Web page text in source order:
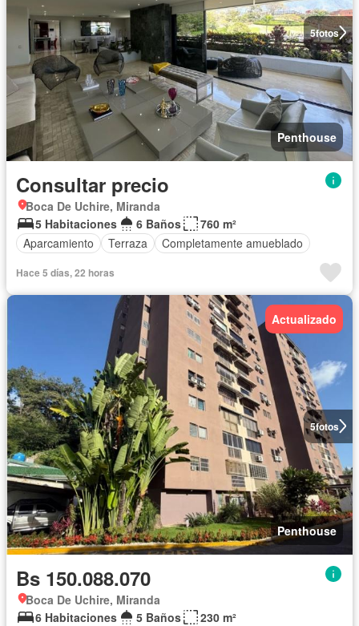
5fotos
Penthouse
Consultar precio
Boca De Uchire, Miranda
5 Habitaciones
6 Baños
760 m²
Aparcamiento
Terraza Completamente amueblado
Hace 5 días, 22 horas
5fotos
Actualizado
Penthouse
Bs 150.088.070
Boca De Uchire, Miranda
6 Habitaciones
5 Baños
230 m²